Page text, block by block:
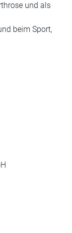
und als
beim Sport,